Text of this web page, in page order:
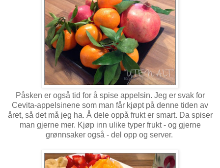
Påsken er også tid for å spise appelsin. Jeg er svak for
Cevita-appelsinene som man får kjøpt på denne tiden av
året, så det må jeg ha. Å dele oppå frukt er smart. Da spiser
man gjerne mer. Kjøp inn ulike typer frukt - og gjerne
grønnsaker også - del opp og server.